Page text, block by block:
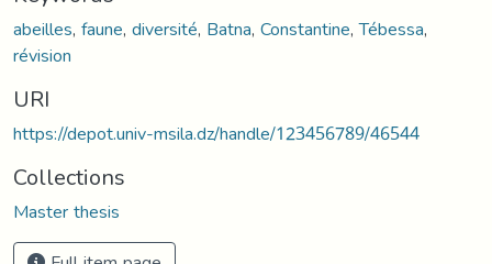
abeilles,faune,diversité, Batna,Constantine,Tébessa,
révision
URI
https://depot.univ-msila.dz/handle/123456789/46544
Collections
Master thesis